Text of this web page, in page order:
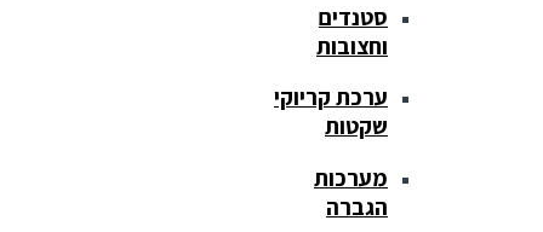
סטנדים
וחצובות
ערכת קריוקי
שקטות
מערכות
הגברה